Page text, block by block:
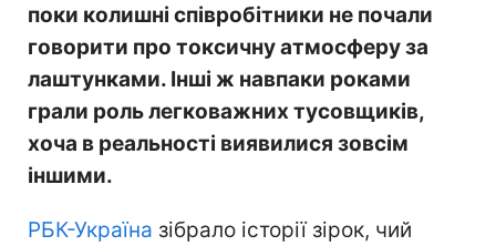
поки колишні співробітники не почали
говорити про токсичну атмосферу за
лаштунками. Інші ж навпаки роками
грали роль легковажних тусовщиків,
хоча в реальності виявилися зовсім
іншими.
РБК-Україна зібрало історії зірок, чий